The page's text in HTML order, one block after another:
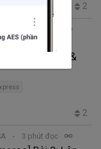
2
Bài 14:
Model &
2
3 phút đọc